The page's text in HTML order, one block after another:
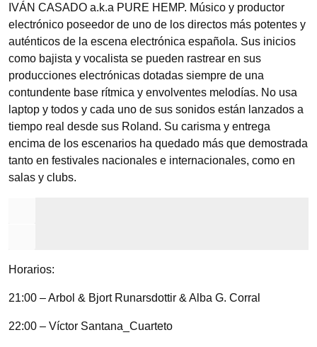
IVÁN CASADO a.k.a PURE HEMP. Músico y productor
electrónico poseedor de uno de los directos más potentes y
auténticos de la escena electrónica española. Sus inicios
como bajista y vocalista se pueden rastrear en sus
producciones electrónicas dotadas siempre de una
contundente base rítmica y envolventes melodías. No usa
laptop y todos y cada uno de sus sonidos están lanzados a
tiempo real desde sus Roland. Su carisma y entrega
encima de los escenarios ha quedado más que demostrada
tanto en festivales nacionales e internacionales, como en
salas y clubs.
Horarios:
21:00 – Arbol & Bjort Runarsdottir & Alba G. Corral
22:00 – Víctor Santana_Cuarteto